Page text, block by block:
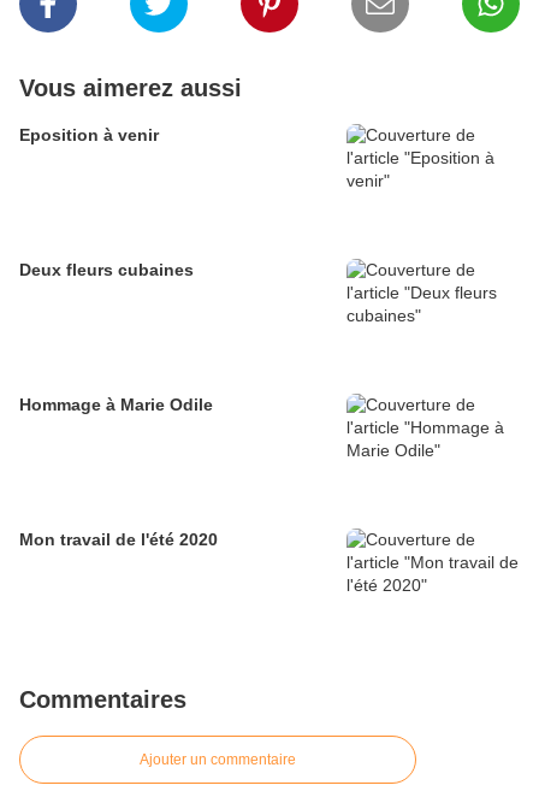
Vous aimerez aussi
Eposition à venir
Deux fleurs cubaines
Hommage à Marie Odile
Mon travail de l'été 2020
Commentaires
Ajouter un commentaire